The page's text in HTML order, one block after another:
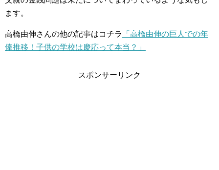
ます。
高橋由伸さんの他の記事はコチラ
「高橋由伸の巨人での年
俸推移！子供の学校は慶応って本当？」
スポンサーリンク